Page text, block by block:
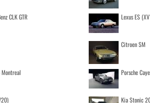
CLK GTR Lexus ES
Citroen SM
Montreal Porsche
Kia Stonic